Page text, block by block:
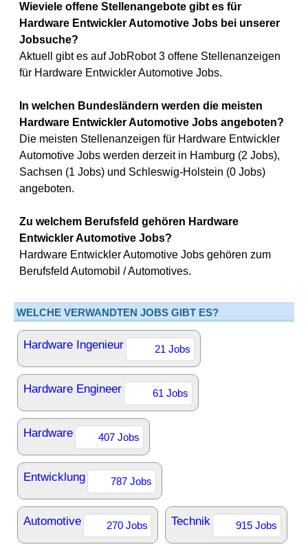
Wieviele offene Stellenangebote gibt es für
Hardware Entwickler Automotive Jobs bei unserer
Jobsuche?
Aktuell gibt es auf JobRobot 3 offene Stellenanzeigen
für Hardware Entwickler Automotive Jobs.
In welchen Bundesländern werden die meisten
Hardware Entwickler Automotive Jobs angeboten?
Die meisten Stellenanzeigen für Hardware Entwickler
Automotive Jobs werden derzeit in Hamburg (2 Jobs),
Sachsen (1 Jobs) und Schleswig-Holstein (0 Jobs)
angeboten.
Zu welchem Berufsfeld gehören Hardware
Entwickler Automotive Jobs?
Hardware Entwickler Automotive Jobs gehören zum
Berufsfeld Automobil / Automotives.
WELCHE VERWANDTEN JOBS GIBT ES?
Hardware Ingenieur 21 Jobs
Hardware Engineer 61 Jobs
Hardware 407 Jobs
Entwicklung 787 Jobs
Automotive 270 Jobs Technik 915 Jobs